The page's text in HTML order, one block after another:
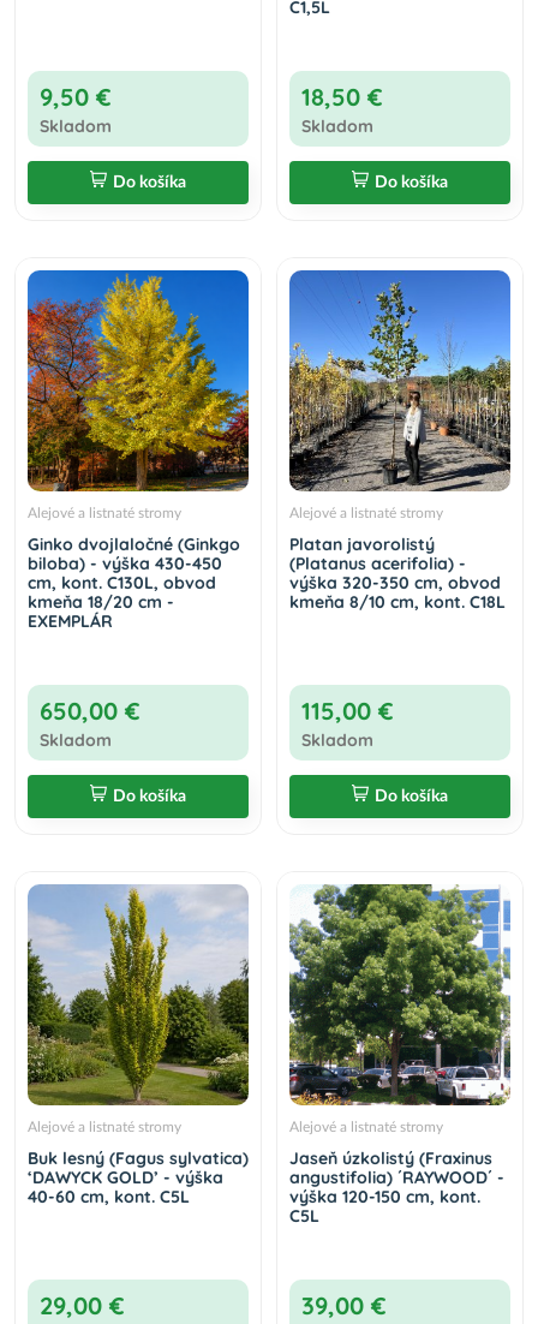
9,50 €
Skladom
Do košíka
C1,5L
18,50 €
Skladom
Do košíka
Alejové a listnaté stromy
Ginko dvojlaločné (Ginkgo
biloba) - výška 430-450
cm, kont. C130L, obvod
kmeňa 18/20 cm -
EXEMPLÁR
650,00 €
Skladom
Do košíka
Alejové a listnaté stromy
Platan javorolistý
(Platanus acerifolia) -
výška 320-350 cm, obvod
kmeňa 8/10 cm, kont. C18L
115,00 €
Skladom
Do košíka
Alejové a listnaté stromy
Buk lesný (Fagus sylvatica)
‘DAWYCK GOLD’ - výška
40-60 cm, kont. C5L
29,00 €
Alejové a listnaté stromy
Jaseň úzkolistý (Fraxinus
angustifolia) ´RAYWOOD´ -
výška 120-150 cm, kont.
C5L
39,00 €